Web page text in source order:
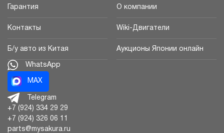
Гарантия О компании
Контакты Wiki-Двигатели
Б/у авто из Китая Аукционы Японии онлайн
WhatsApp
MAX
Telegram
+7 (924) 334 29 29
+7 (924) 326 06 11
parts@mysakura.ru